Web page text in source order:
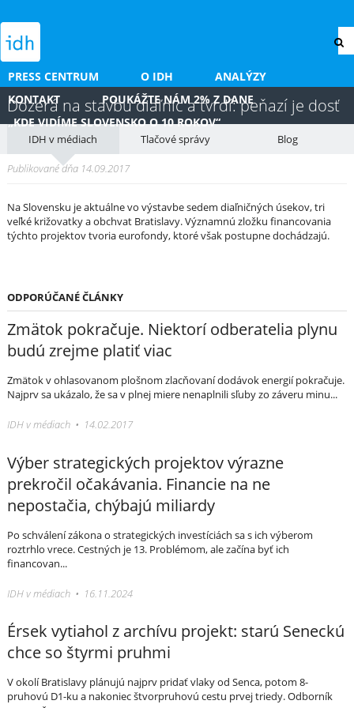
PRESS CENTRUM O IDH
ANALÝZY
KONTAKT
POUKÁŽTE NÁM 2% Z DANE
„KDE VIDÍME SLOVENSKO O 10 ROKOV“
Dozerá na stavbu diaľnic a tvrdí: peňazí je dosť
IDH v médiach Tlačové správy Blog
Publikované dňa 14.09.2017
Na Slovensku je aktuálne vo výstavbe sedem diaľničných úsekov, tri
veľké križovatky a obchvat Bratislavy. Významnú zložku financovania
týchto projektov tvoria eurofondy, ktoré však postupne dochádzajú.
ODPORÚČANÉ ČLÁNKY
Zmätok pokračuje. Niektorí odberatelia plynu
budú zrejme platiť viac
Zmätok v ohlasovanom plošnom zlacňovaní dodávok energií pokračuje.
Najprv sa ukázalo, že sa v plnej miere nenaplnili sľuby zo záveru minu...
IDH v médiach • 14.02.2017
Výber strategických projektov výrazne
prekročil očakávania. Financie na ne
nepostačia, chýbajú miliardy
Po schválení zákona o strategických investíciách sa s ich výberom
roztrhlo vrece. Cestných je 13. Problémom, ale začína byť ich
financovan...
IDH v médiach • 16.11.2024
Érsek vytiahol z archívu projekt: starú Seneckú
chce so štyrmi pruhmi
V okolí Bratislavy plánujú najprv pridať vlaky od Senca, potom 8-
pruhovú D1-ku a nakoniec štvorpruhovú cestu prvej triedy. Odborník